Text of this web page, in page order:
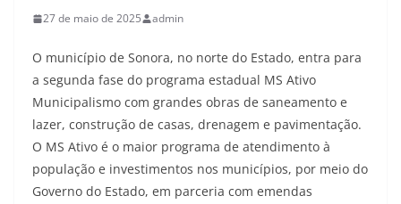
27 de maio de 2025 admin
O município de Sonora, no norte do Estado, entra para
a segunda fase do programa estadual MS Ativo
Municipalismo com grandes obras de saneamento e
lazer, construção de casas, drenagem e pavimentação.
O MS Ativo é o maior programa de atendimento à
população e investimentos nos municípios, por meio do
Governo do Estado, em parceria com emendas